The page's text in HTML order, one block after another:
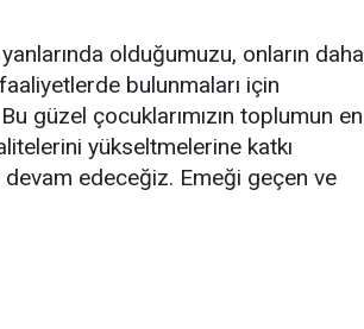
olduğumuzu, onların daha
bulunmaları için
güzel çocuklarımızın toplumun en
yükseltmelerine katkı
edeceğiz. Emeği geçen ve